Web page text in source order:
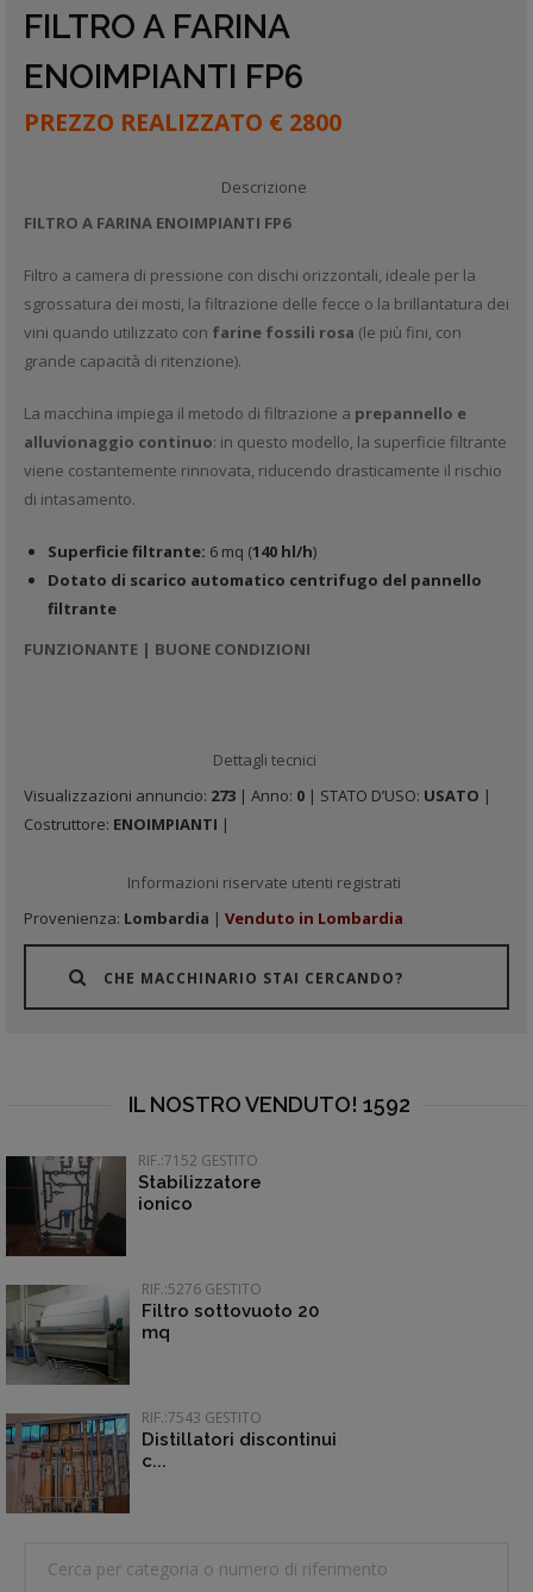
FILTRO A FARINA
ENOIMPIANTI FP6
PREZZO REALIZZATO € 2800
Descrizione
FILTRO A FARINA ENOIMPIANTI FP6
Filtro a camera di pressione con dischi orizzontali, ideale per la
sgrossatura dei mosti, la filtrazione delle fecce o la brillantatura dei
vini quando utilizzato con farine fossili rosa (le più fini, con
grande capacità di ritenzione).
La macchina impiega il metodo di filtrazione a prepannello e
alluvionaggio continuo: in questo modello, la superficie filtrante
viene costantemente rinnovata, riducendo drasticamente il rischio
di intasamento.
Superficie filtrante: 6 mq (140 hl/h)
Dotato di scarico automatico centrifugo del pannello
filtrante
FUNZIONANTE | BUONE CONDIZIONI
Dettagli tecnici
Visualizzazioni annuncio: 273 | Anno: 0 | STATO D’USO: USATO |
Costruttore: ENOIMPIANTI |
Informazioni riservate utenti registrati
Provenienza: Lombardia | Venduto in Lombardia
CHE MACCHINARIO STAI CERCANDO?
IL NOSTRO VENDUTO! 1592
RIF.:7152 GESTITO
Stabilizzatore
ionico
RIF.:5276 GESTITO
Filtro sottovuoto 20
mq
RIF.:7543 GESTITO
Distillatori discontinui
c...